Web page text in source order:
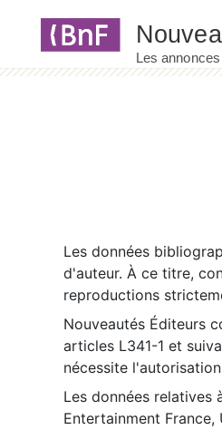
Les données
d'auteur. À ce titre,
reproductions
Nouveautés Éditeurs
articles L341-1 et
nécessite
Les données relatives
Entertainment